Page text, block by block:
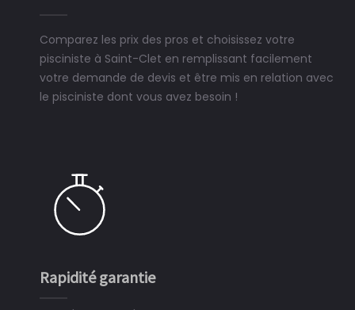
Comparez les prix des pros et choisissez votre
pisciniste à Saint-Clet en remplissant facilement
votre demande de devis et être mis en relation avec
le pisciniste dont vous avez besoin !
Rapidité garantie